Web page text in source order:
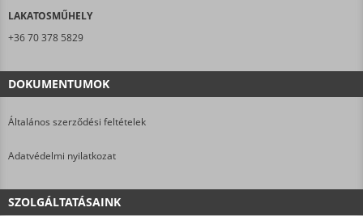
LAKATOSMŰHELY
+36 70 378 5829
DOKUMENTUMOK
Általános szerződési feltételek
Adatvédelmi nyilatkozat
SZOLGÁLTATÁSAINK